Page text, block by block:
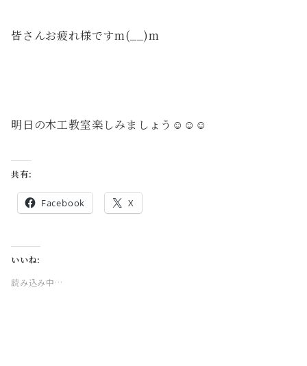
皆さんお疲れ様ですm(__)m
明日の木工教室楽しみましょう☺☺☺
共有:
Facebook X
いいね:
読み込み中…